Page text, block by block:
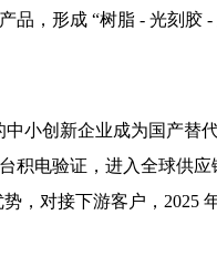
，形成 “树脂 - 光刻胶
小创新企业成为国产
积电验证，进入全球
，对接下游客户，2025